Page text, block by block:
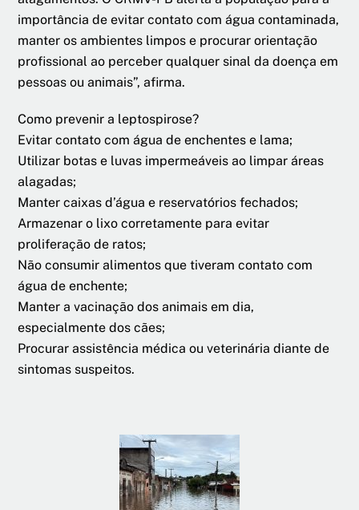
importância de evitar contato com água contaminada,
manter os ambientes limpos e procurar orientação
profissional ao perceber qualquer sinal da doença em
pessoas ou animais”, afirma.
Como prevenir a leptospirose?
Evitar contato com água de enchentes e lama;
Utilizar botas e luvas impermeáveis ao limpar áreas
alagadas;
Manter caixas d’água e reservatórios fechados;
Armazenar o lixo corretamente para evitar
proliferação de ratos;
Não consumir alimentos que tiveram contato com
água de enchente;
Manter a vacinação dos animais em dia,
especialmente dos cães;
Procurar assistência médica ou veterinária diante de
sintomas suspeitos.